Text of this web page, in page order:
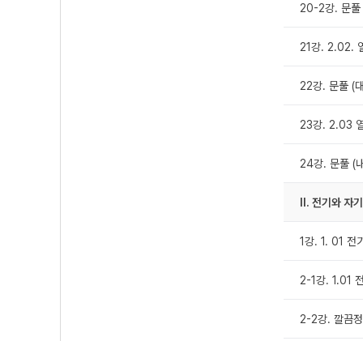
20-2강. 문풀
21강. 2.02.
22강. 문풀 (
23강. 2.03
24강. 문풀 (
Ⅱ. 전기와 자기
1강. 1. 01 전
2-1강. 1.01
2-2강. 깔끔